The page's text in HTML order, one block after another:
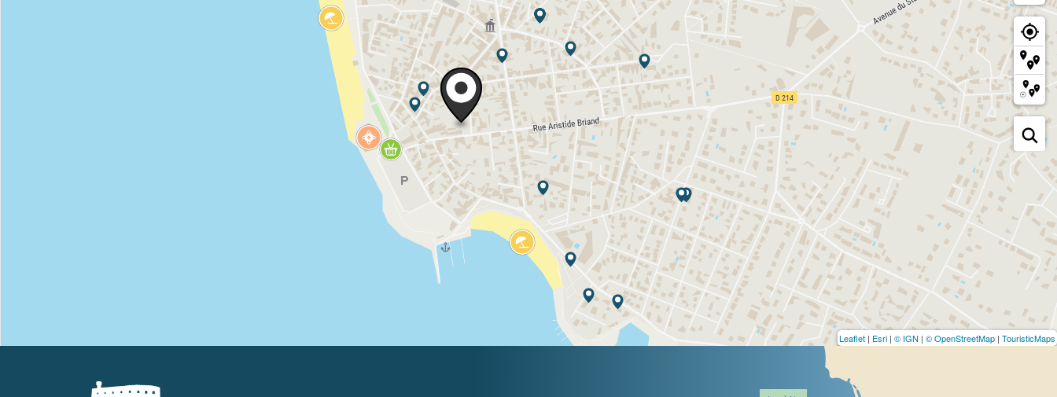
Leaflet | Esri | © IGN | © OpenStreetMap | TouristicMaps